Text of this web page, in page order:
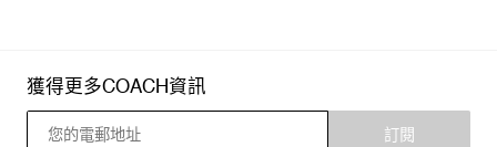
獲得更多COACH資訊
訂閱